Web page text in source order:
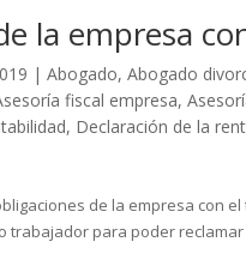
la empresa
|Abogado,Abogado
fiscal empresa,
, Declaración de la
de la empresa con
trabajador para poder